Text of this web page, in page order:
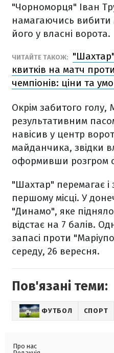
"Чорноморця" Іван
намагаючись вибити
його у власні ворота.
ЧИТАЙТЕ ТАКОЖ:
квитків на матч
чемпіонів: ціни та
Окрім забитого голу,
результативним
навісив у центр
майданчика, звідки
оформивши розгром
"Шахтар" перемагає
першому місці. У
"Динамо", яке
відстає на 7 балів.
запасі проти
середу, 26 вересня.
Пов'язані теми:
ФУТБОЛ СПОРТ
Про нас